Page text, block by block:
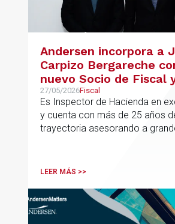
Andersen incorpora a
Carpizo Bergareche
nuevo Socio de Fiscal
responsable de la
ibérica de Fiscalidad
27/05/2026Fiscal
Es Inspector de Hacienda en
y cuenta con más de 25 años
trayectoria asesorando a
principalmente en los sectores
medioambiental
LEER MÁS >>